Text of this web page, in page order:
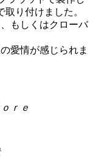
り付けました。
もしくはクローバ
愛情が感じられま
ｒｅ